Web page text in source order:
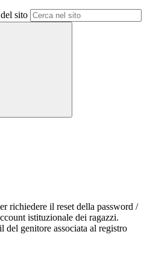
sito
richiedere il reset della password /
istituzionale dei ragazzi.
genitore associata al registro